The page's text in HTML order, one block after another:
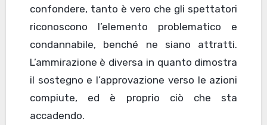
confondere, tanto è vero che gli spettatori
riconoscono l’elemento problematico e
condannabile, benché ne siano attratti.
L’ammirazione è diversa in quanto dimostra
il sostegno e l’approvazione verso le azioni
compiute, ed è proprio ciò che sta
accadendo.